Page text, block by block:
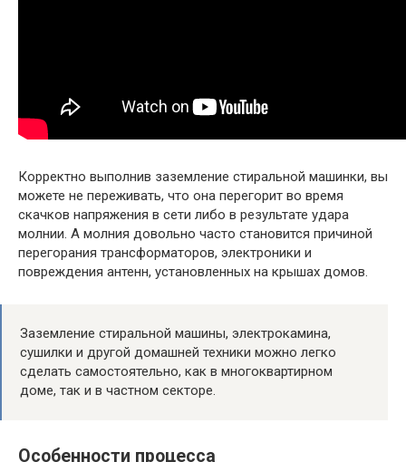
Корректно выполнив заземление стиральной машинки, вы
можете не переживать, что она перегорит во время
скачков напряжения в сети либо в результате удара
молнии. А молния довольно часто становится причиной
перегорания трансформаторов, электроники и
повреждения антенн, установленных на крышах домов.
Заземление стиральной машины, электрокамина,
сушилки и другой домашней техники можно легко
сделать самостоятельно, как в многоквартирном
доме, так и в частном секторе.
Особенности процесса